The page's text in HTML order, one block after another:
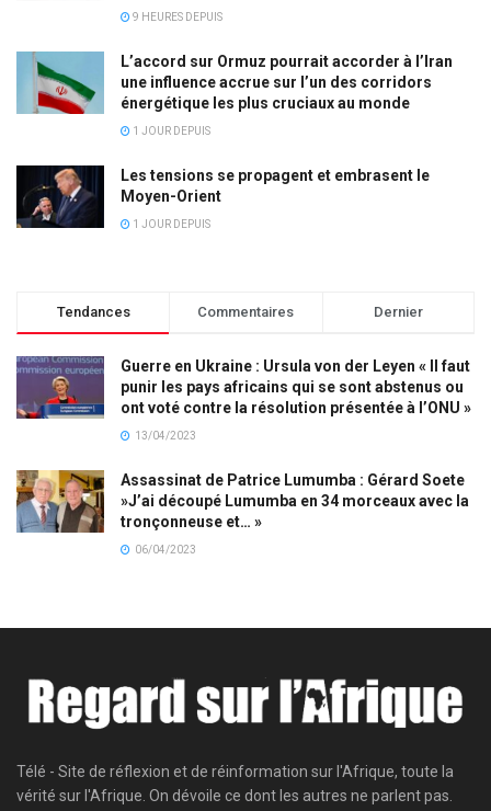
9 HEURES DEPUIS
L’accord sur Ormuz pourrait accorder à l’Iran
une influence accrue sur l’un des corridors
énergétique les plus cruciaux au monde
1 JOUR DEPUIS
Les tensions se propagent et embrasent le
Moyen-Orient
1 JOUR DEPUIS
Tendances Commentaires Dernier
Guerre en Ukraine : Ursula von der Leyen « Il faut
punir les pays africains qui se sont abstenus ou
ont voté contre la résolution présentée à l’ONU »
13/04/2023
Assassinat de Patrice Lumumba : Gérard Soete
»J’ai découpé Lumumba en 34 morceaux avec la
tronçonneuse et… »
06/04/2023
Télé - Site de réflexion et de réinformation sur l'Afrique, toute la
vérité sur l'Afrique. On dévoile ce dont les autres ne parlent pas.